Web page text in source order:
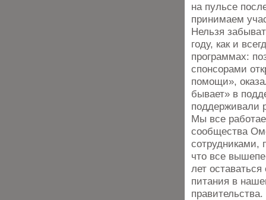
на пульсе
принимаем
Нельзя
году, как и
программах:
спонсорами
помощи»,
бывает» в
поддерживали
Мы все
сообщества
что все
лет
питания в
правительства.